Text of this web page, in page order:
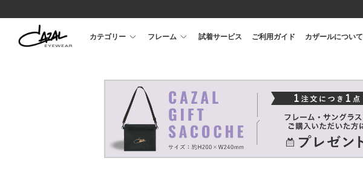
カテゴリー フレーム 試着サービス ご利用ガイド カザールについて